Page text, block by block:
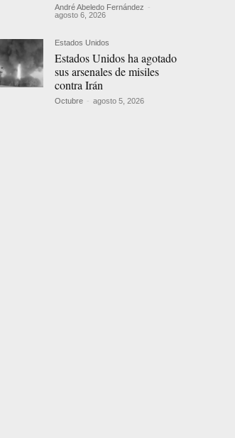
André Abeledo Fernández -
agosto 6, 2026
Estados Unidos
Estados Unidos ha agotado
sus arsenales de misiles
contra Irán
Octubre - agosto 5, 2026